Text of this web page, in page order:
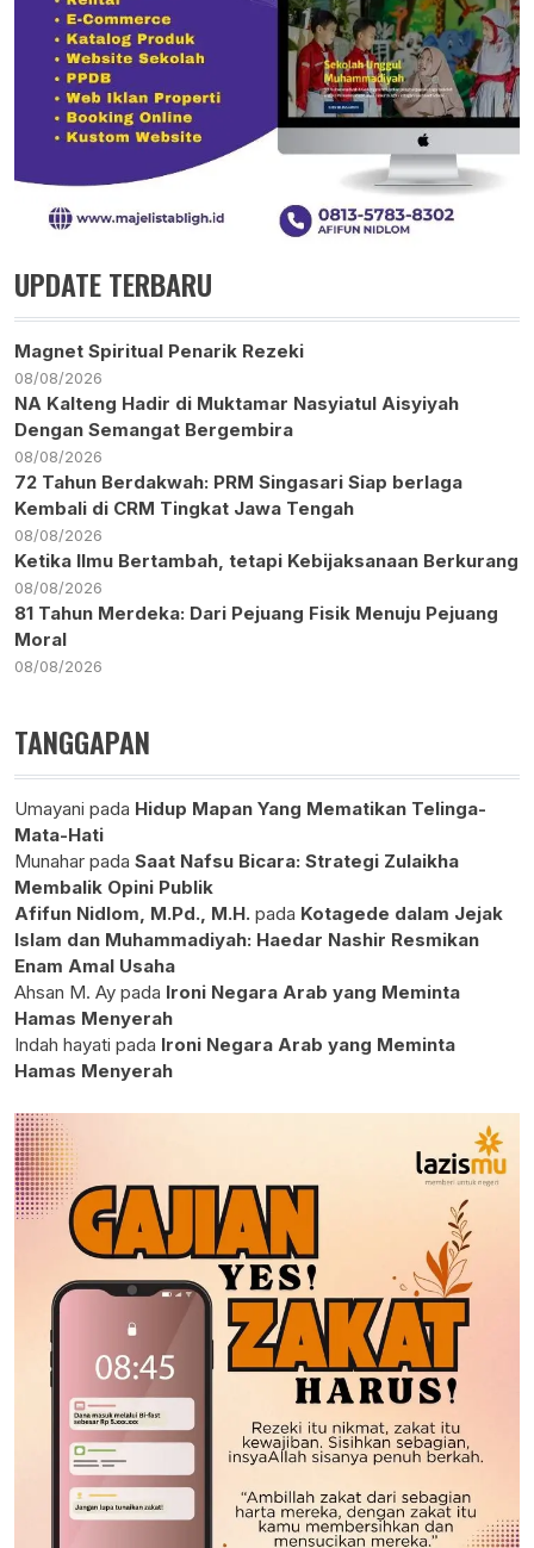
UPDATE TERBARU
Magnet Spiritual Penarik Rezeki
08/08/2026
NA Kalteng Hadir di Muktamar Nasyiatul Aisyiyah
Dengan Semangat Bergembira
08/08/2026
72 Tahun Berdakwah: PRM Singasari Siap berlaga
Kembali di CRM Tingkat Jawa Tengah
08/08/2026
Ketika Ilmu Bertambah, tetapi Kebijaksanaan Berkurang
08/08/2026
81 Tahun Merdeka: Dari Pejuang Fisik Menuju Pejuang
Moral
08/08/2026
TANGGAPAN
Umayani pada Hidup Mapan Yang Mematikan Telinga-
Mata-Hati
Munahar pada Saat Nafsu Bicara: Strategi Zulaikha
Membalik Opini Publik
Afifun Nidlom, M.Pd., M.H. pada Kotagede dalam Jejak
Islam dan Muhammadiyah: Haedar Nashir Resmikan
Enam Amal Usaha
Ahsan M. Ay pada Ironi Negara Arab yang Meminta
Hamas Menyerah
Indah hayati pada Ironi Negara Arab yang Meminta
Hamas Menyerah